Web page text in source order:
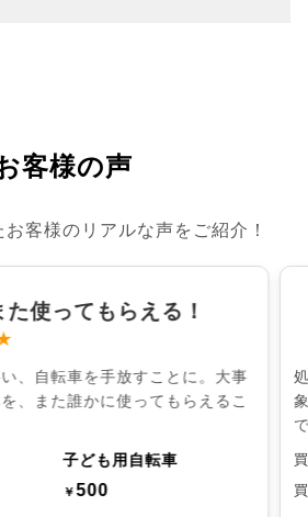
客様の声
客様のリアルな声をご紹介！
使ってもらえる！
、自転車を手放すことに。大事
、また誰かに使ってもらえるこ
子ども用自転車
￥500